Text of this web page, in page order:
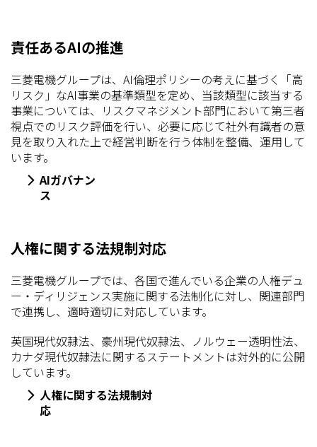
責任あるAIの推進
三菱電機グループは、AI倫理ポリシーの考えに基づく「高
リスク」なAI事業の基準類型を定め、当該類型に該当する
事業については、リスクマネジメント部門において第三者
視点でのリスク評価を行い、必要に応じて社外有識者の意
見を取り入れた上で経営判断を行う体制を整備、運用して
います。
AIガバナン
ス
人権に関する法規制対応
三菱電機グループでは、各国で進んでいる企業の人権デュ
ー・ディリジェンス実施に関する法制化に対し、関連部門
で連携し、適時適切に対応しています。
英国現代奴隷法、豪州現代奴隷法、ノルウェー透明性法、
カナダ現代奴隷法に関するステートメントは対外的に公開
しています。
人権に関する法規制対
応